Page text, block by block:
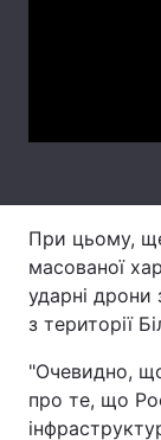
При цьому,
масованої
ударні дрони
з території
"Очевидно,
про те, що